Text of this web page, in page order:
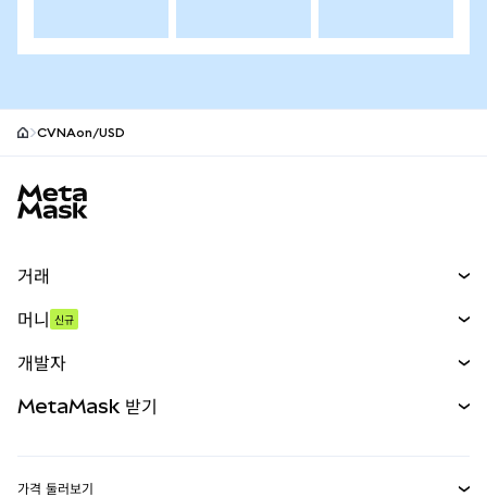
CVNAon/USD
거래
무기한 선물
실물자산
머니 신규
개발자
MetaMask 받기
가격 둘러보기